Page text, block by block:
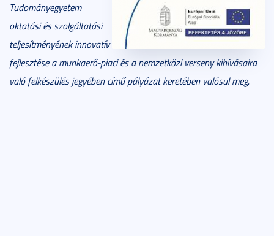
Tudományegyetem
oktatási és szolgáltatási
teljesítményének innovatív
fejlesztése a munkaerő-piaci és a nemzetközi verseny kihívásaira
való felkészülés jegyében című pályázat keretében valósul meg.